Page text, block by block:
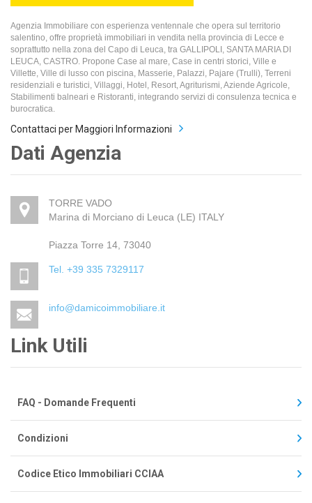
Agenzia Immobiliare con esperienza ventennale che opera sul territorio
salentino, offre proprietà immobiliari in vendita nella provincia di Lecce e
soprattutto nella zona del Capo di Leuca, tra GALLIPOLI, SANTA MARIA DI
LEUCA, CASTRO. Propone Case al mare, Case in centri storici, Ville e
Villette, Ville di lusso con piscina, Masserie, Palazzi, Pajare (Trulli), Terreni
residenziali e turistici, Villaggi, Hotel, Resort, Agriturismi, Aziende Agricole,
Stabilimenti balneari e Ristoranti, integrando servizi di consulenza tecnica e
burocratica.
Contattaci per Maggiori Informazioni
Dati Agenzia
TORRE VADO
Marina di Morciano di Leuca (LE) ITALY
Piazza Torre 14, 73040
Tel. +39 335 7329117
info@damicoimmobiliare.it
Link Utili
FAQ - Domande Frequenti
Condizioni
Codice Etico Immobiliari CCIAA